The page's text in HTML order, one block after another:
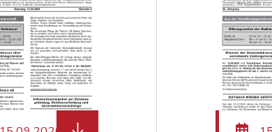
herunterladen (Dateiname: